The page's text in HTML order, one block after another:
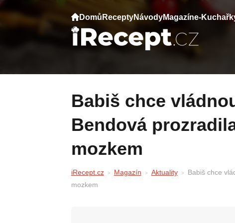
Domů ReceptyNávodyMagazíne-
Babiš chce vládnout do roku 2037 —
Bendová
mozkem
iRecept.cz Magazín Aktuality
Babiš chce
mozkem